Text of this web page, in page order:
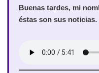
Buenas tardes, mi
éstas son sus noticias.